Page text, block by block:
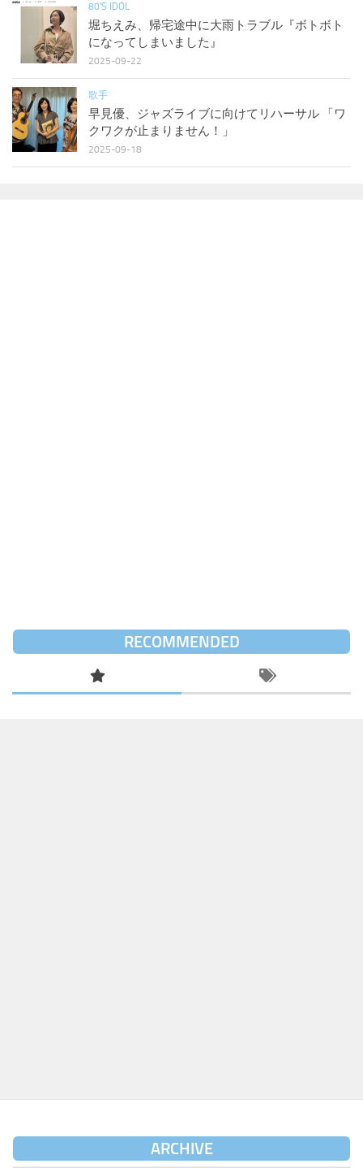
80'S IDOL
堀ちえみ、帰宅途中に大雨トラブル『ボトボト
になってしまいました』
2025-09-22
歌手
早見優、ジャズライブに向けてリハーサル 「ワ
クワクが止まりません！」
2025-09-18
RECOMMENDED
ARCHIVE